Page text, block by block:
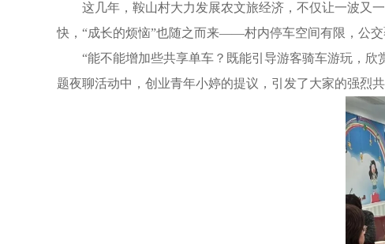
这几年，鞍山村大力发展农文旅经济，不仅让一波又
快，“成长的烦恼”也随之而来——村内停车空间有限，公
“能不能增加些共享单车？既能引导游客骑车游玩，
题夜聊活动中，创业青年小婷的提议，引发了大家的强烈共